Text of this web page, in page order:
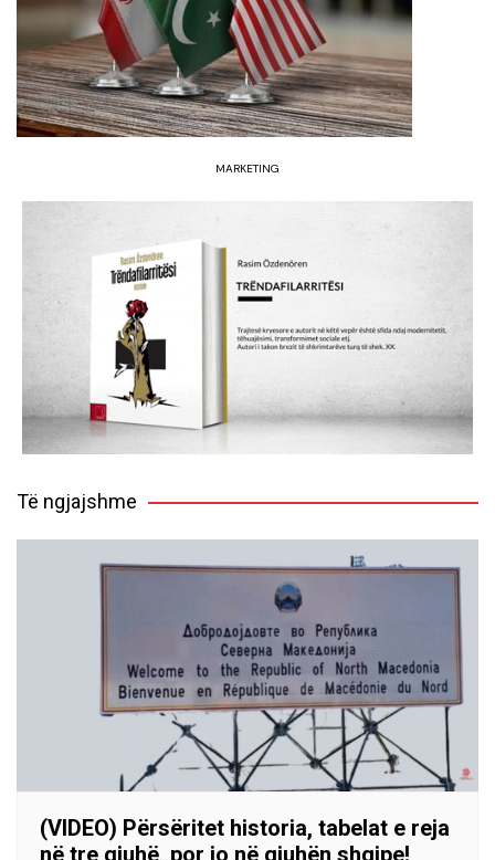
MARKETING
Të ngjajshme
(VIDEO) Përsëritet historia, tabelat e reja
në tre gjuhë, por jo në gjuhën shqipe!